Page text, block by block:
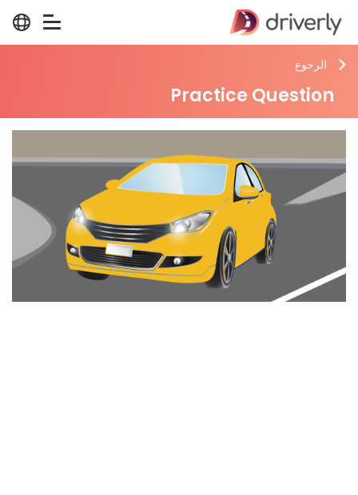
الرجوع
Practice Question